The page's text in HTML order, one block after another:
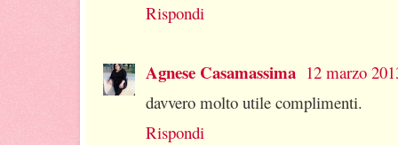
Rispondi
Agnese Casamassima 12 marzo
davvero molto utile complimenti.
Rispondi